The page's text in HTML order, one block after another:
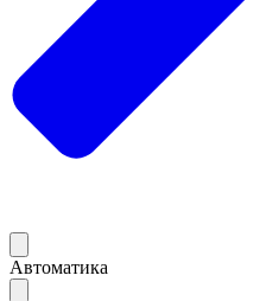
Автоматика